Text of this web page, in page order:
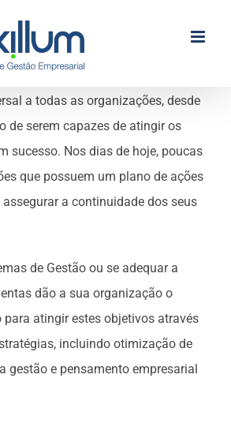
a todas as organizações, desde
de serem capazes de atingir os
sucesso. Nos dias de hoje, poucas
que possuem um plano de ações
a continuidade dos seus
de Gestão ou se adequar a
dão a sua organização o
para atingir estes objetivos através
incluindo otimização de
gestão e pensamento empresarial